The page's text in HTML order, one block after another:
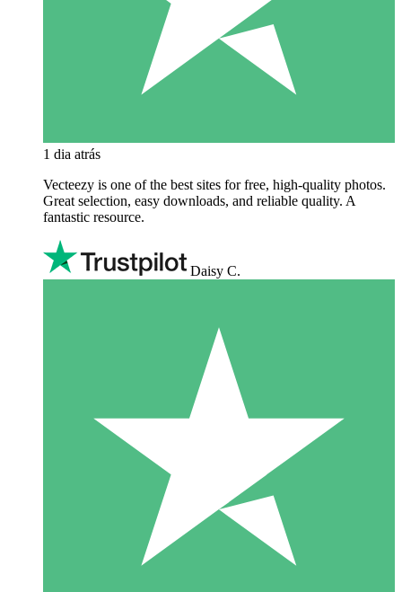
1 dia atrás
Vecteezy is one of the best sites for free, high‑quality photos.
Great selection, easy downloads, and reliable quality. A
fantastic resource.
Daisy C.